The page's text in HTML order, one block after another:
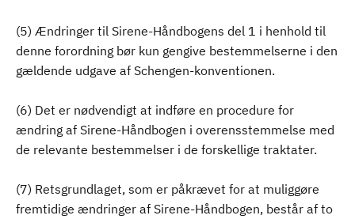
(5) Ændringer til Sirene-Håndbogens del 1 i henhold til
denne forordning bør kun gengive bestemmelserne i den
gældende udgave af Schengen-konventionen.
(6) Det er nødvendigt at indføre en procedure for
ændring af Sirene-Håndbogen i overensstemmelse med
de relevante bestemmelser i de forskellige traktater.
(7) Retsgrundlaget, som er påkrævet for at muliggøre
fremtidige ændringer af Sirene-Håndbogen, består af to